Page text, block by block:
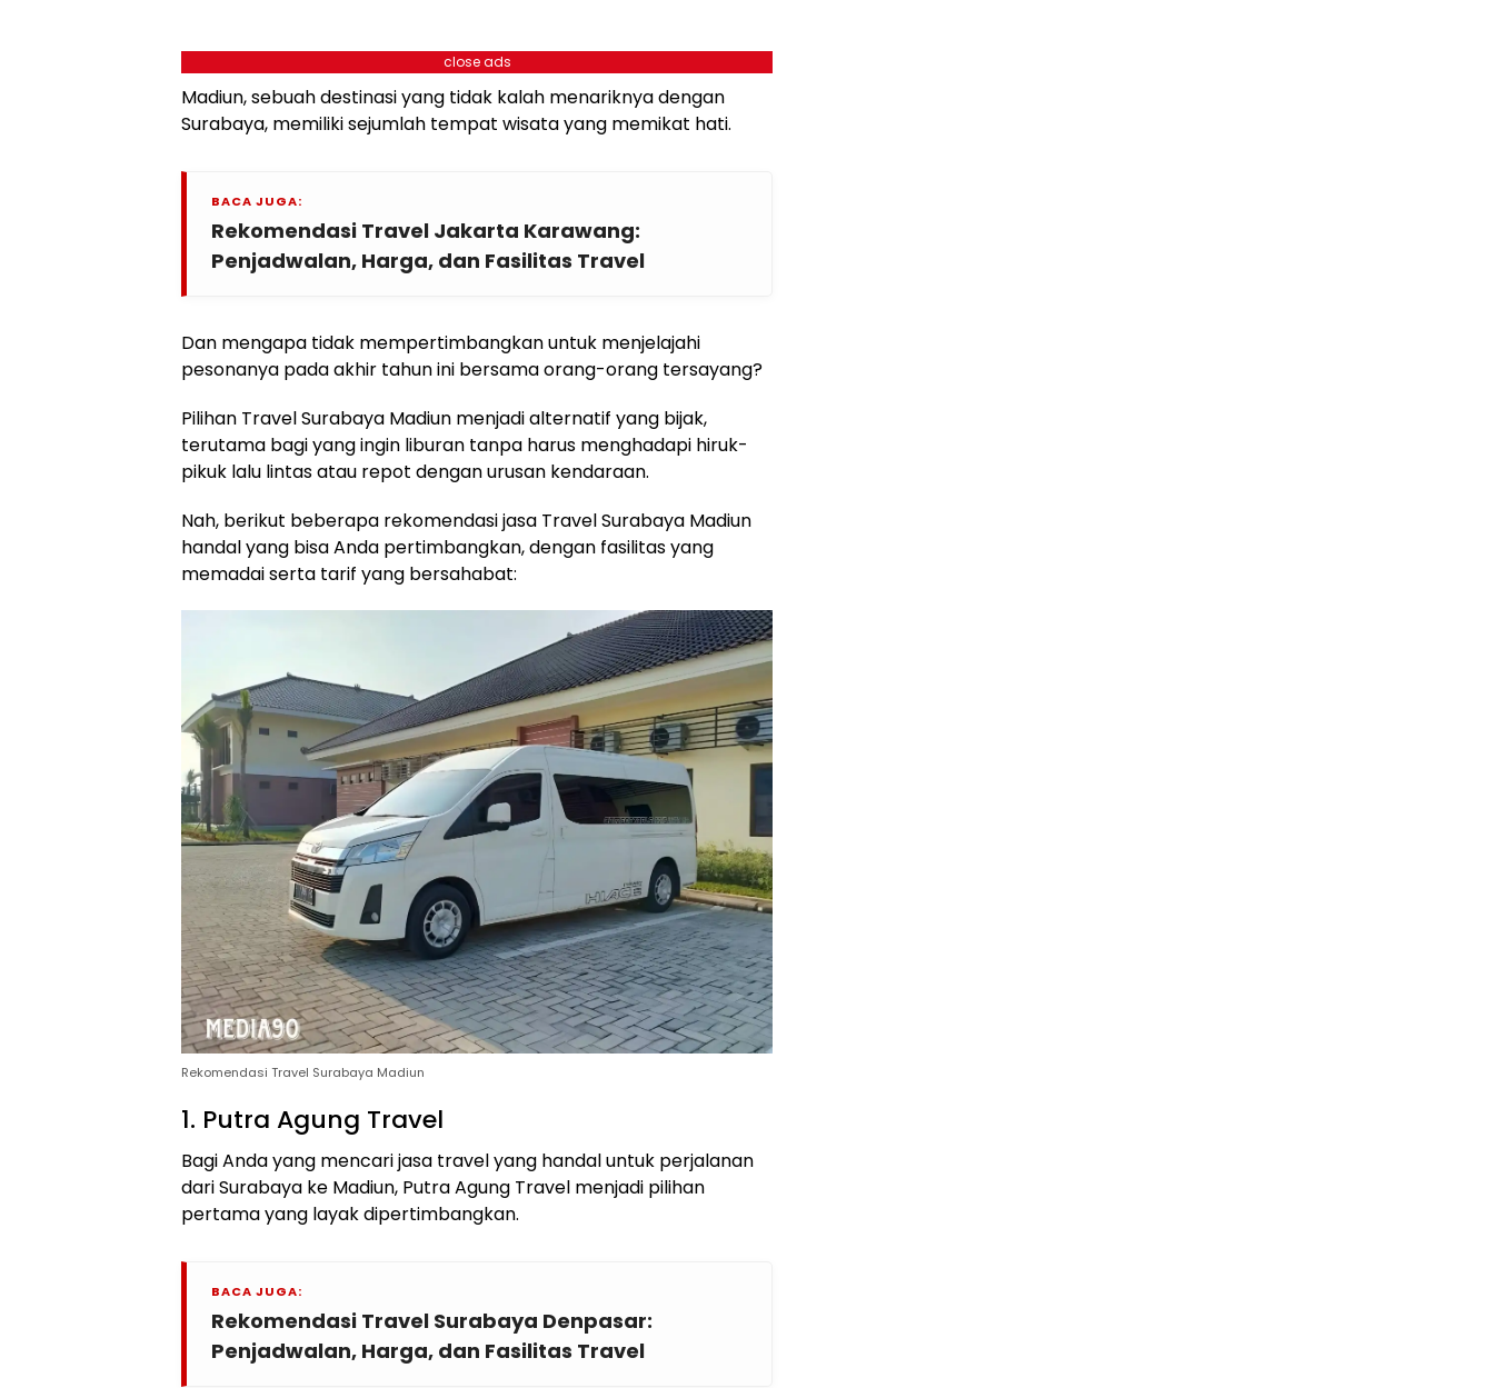
close ads
Madiun, sebuah destinasi yang tidak kalah menariknya dengan
Surabaya, memiliki sejumlah tempat wisata yang memikat hati.
BACA JUGA:
Rekomendasi Travel Jakarta Karawang:
Penjadwalan, Harga, dan Fasilitas Travel
Dan mengapa tidak mempertimbangkan untuk menjelajahi
pesonanya pada akhir tahun ini bersama orang-orang tersayang?
Pilihan Travel Surabaya Madiun menjadi alternatif yang bijak,
terutama bagi yang ingin liburan tanpa harus menghadapi hiruk-
pikuk lalu lintas atau repot dengan urusan kendaraan.
Nah, berikut beberapa rekomendasi jasa Travel Surabaya Madiun
handal yang bisa Anda pertimbangkan, dengan fasilitas yang
memadai serta tarif yang bersahabat:
Rekomendasi Travel Surabaya Madiun
1. Putra Agung Travel
Bagi Anda yang mencari jasa travel yang handal untuk perjalanan
dari Surabaya ke Madiun, Putra Agung Travel menjadi pilihan
pertama yang layak dipertimbangkan.
BACA JUGA:
Rekomendasi Travel Surabaya Denpasar:
Penjadwalan, Harga, dan Fasilitas Travel